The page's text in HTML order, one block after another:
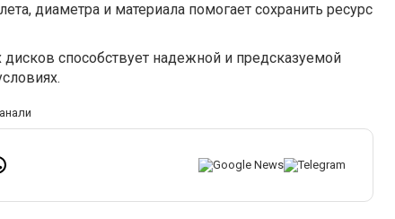
диаметра и материала помогает сохранить ресурс
способствует надежной и предсказуемой